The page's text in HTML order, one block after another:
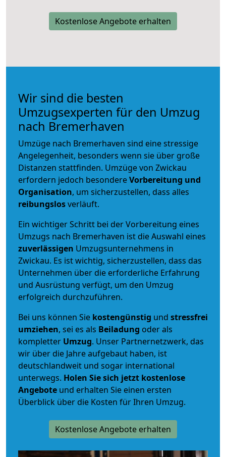
Kostenlose Angebote erhalten
Wir sind die besten
Umzugsexperten für den Umzug
nach Bremerhaven
Umzüge nach Bremerhaven sind eine stressige
Angelegenheit, besonders wenn sie über große
Distanzen stattfinden. Umzüge von Zwickau
erfordern jedoch besondereVorbereitung und
Organisation, um sicherzustellen, dass alles
reibungslosverläuft.
Ein wichtiger Schritt bei der Vorbereitung eines
Umzugs nach Bremerhaven ist die Auswahl eines
zuverlässigen Umzugsunternehmens in
Zwickau. Es ist wichtig, sicherzustellen, dass das
Unternehmen über die erforderliche Erfahrung
und Ausrüstung verfügt, um den Umzug
erfolgreich durchzuführen.
Bei uns können Sie kostengünstig und stressfrei
umziehen, sei es als Beiladung oder als
kompletter Umzug. Unser Partnernetzwerk, das
wir über die Jahre aufgebaut haben, ist
deutschlandweit und sogar international
unterwegs. Holen Sie sich jetzt kostenlose
Angebote und erhalten Sie einen ersten
Überblick über die Kosten für Ihren Umzug.
Kostenlose Angebote erhalten